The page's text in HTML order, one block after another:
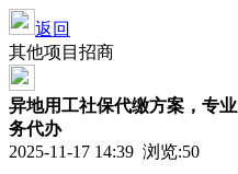
返回
其他项目招商
异地用工社保代缴方案，专
务代办
2025-11-17 14:39 浏览:50